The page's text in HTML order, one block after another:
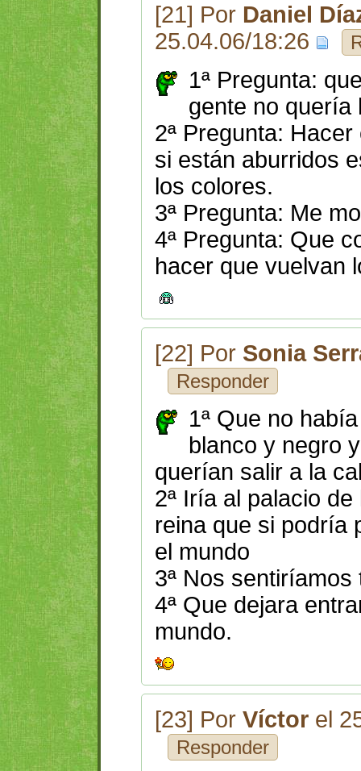
[21] Por Daniel
25.04.06/18:26
1ª Pregunta:
gente no quería
2ª Pregunta:
si están aburridos
los colores.
3ª Pregunta: Me
4ª Pregunta: Que
hacer que vuelvan
[22] Por Sonia
Responder
1ª Que no
blanco y negro
querían salir a la
2ª Iría al palacio
reina que si podría
el mundo
3ª Nos sentiríamos
4ª Que dejara
mundo.
[23] Por Víctor el
Responder